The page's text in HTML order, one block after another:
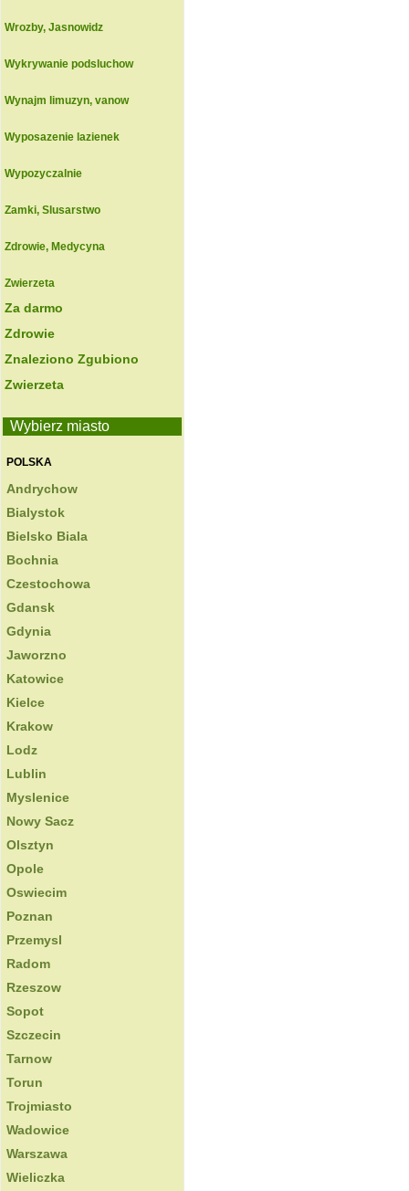
Wrozby, Jasnowidz
Wykrywanie podsluchow
Wynajm limuzyn, vanow
Wyposazenie lazienek
Wypozyczalnie
Zamki, Slusarstwo
Zdrowie, Medycyna
Zwierzeta
Za darmo
Zdrowie
Znaleziono Zgubiono
Zwierzeta
Wybierz miasto
POLSKA
Andrychow
Bialystok
Bielsko Biala
Bochnia
Czestochowa
Gdansk
Gdynia
Jaworzno
Katowice
Kielce
Krakow
Lodz
Lublin
Myslenice
Nowy Sacz
Olsztyn
Opole
Oswiecim
Poznan
Przemysl
Radom
Rzeszow
Sopot
Szczecin
Tarnow
Torun
Trojmiasto
Wadowice
Warszawa
Wieliczka